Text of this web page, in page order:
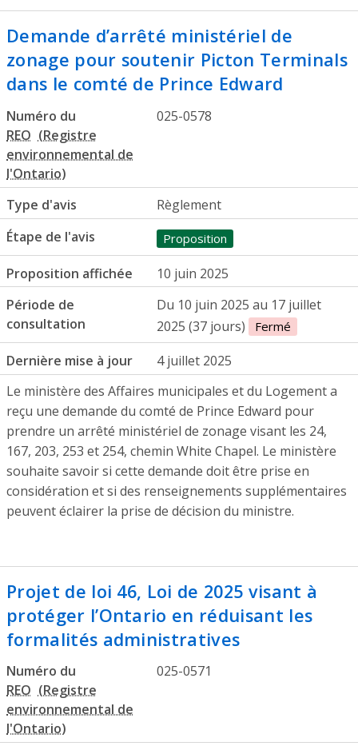
Demande d’arrêté ministériel de
zonage pour soutenir Picton Terminals
dans le comté de Prince Edward
Numéro du
REO
025-0578
Type d'avis
Règlement
Étape de l'avis
Proposition
Proposition affichée
10 juin 2025
Période de
consultation
Du 10 juin 2025 au 17 juillet
2025 (37 jours)
Fermé
Dernière mise à jour
4 juillet 2025
Le ministère des Affaires municipales et du Logement a
reçu une demande du comté de Prince Edward pour
prendre un arrêté ministériel de zonage visant les 24,
167, 203, 253 et 254, chemin White Chapel. Le ministère
souhaite savoir si cette demande doit être prise en
considération et si des renseignements supplémentaires
peuvent éclairer la prise de décision du ministre.
Projet de loi 46, Loi de 2025 visant à
protéger l’Ontario en réduisant les
formalités administratives
Numéro du
REO
025-0571